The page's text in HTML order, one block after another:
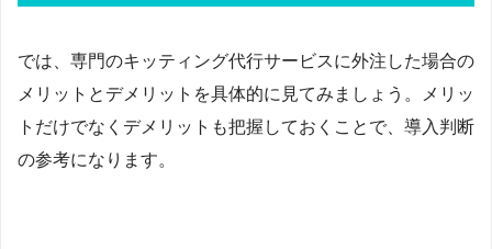
では、専門のキッティング代行サービスに外注した場合の
メリットとデメリットを具体的に見てみましょう。メリッ
トだけでなくデメリットも把握しておくことで、導入判断
の参考になります。